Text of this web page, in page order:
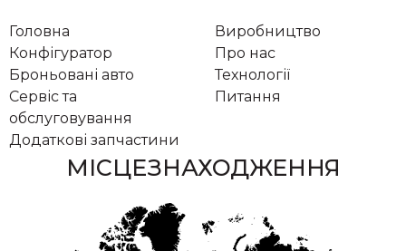
Головна
Виробництво
Конфігуратор
Про нас
Броньовані авто
Технології
Сервіс та
обслуговування
Питання
Додаткові запчастини
МІСЦЕЗНАХОДЖЕННЯ